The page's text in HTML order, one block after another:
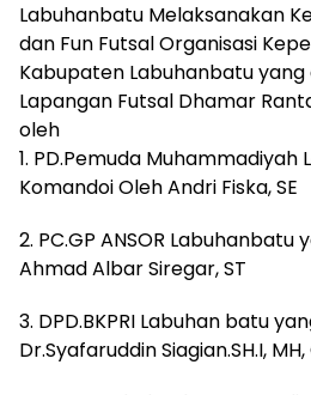
Labuhanbatu Melaksanakan
dan Fun Futsal Organisasi
Kabupaten Labuhanbatu yang
Lapangan Futsal Dhamar
oleh
1. PD.Pemuda
Komandoi Oleh Andri Fiska, SE
2. PC.GP ANSOR
Ahmad Albar Siregar, ST
3. DPD.BKPRI Labuhan batu
Dr.Syafaruddin Siagian.SH.I, MH,